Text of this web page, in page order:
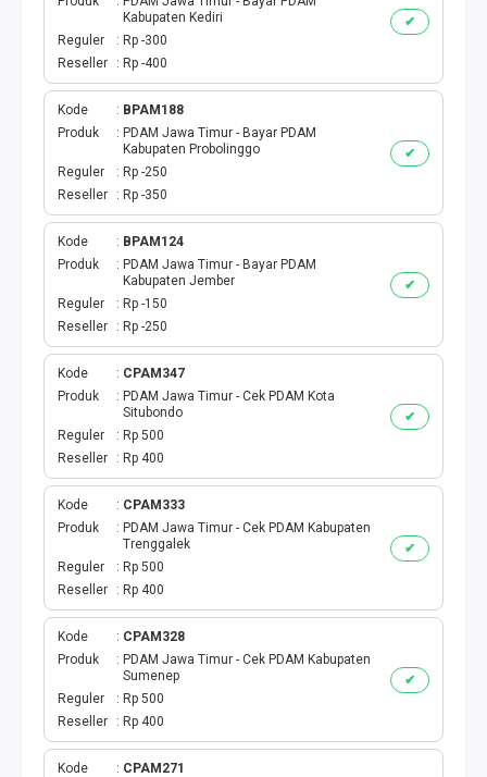
✔
Kabupaten Kediri
Reguler
Rp -300
Reseller
Rp -400
✔
Kode
BPAM188
Produk
PDAM Jawa Timur - Bayar PDAM
Kabupaten Probolinggo
Reguler
Rp -250
Reseller
Rp -350
✔
Kode
BPAM124
Produk
PDAM Jawa Timur - Bayar PDAM
Kabupaten Jember
Reguler
Rp -150
Reseller
Rp -250
✔
Kode
CPAM347
Produk
PDAM Jawa Timur - Cek PDAM Kota
Situbondo
Reguler
Rp 500
Reseller
Rp 400
✔
Kode
CPAM333
Produk
PDAM Jawa Timur - Cek PDAM Kabupaten
Trenggalek
Reguler
Rp 500
Reseller
Rp 400
✔
Kode
CPAM328
Produk
PDAM Jawa Timur - Cek PDAM Kabupaten
Sumenep
Reguler
Rp 500
Reseller
Rp 400
Kode
CPAM271